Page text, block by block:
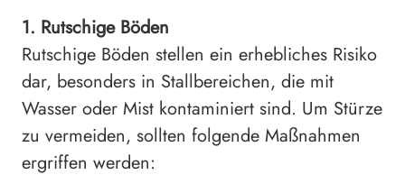
1. Rutschige Böden
Rutschige Böden stellen ein erhebliches Risiko
dar, besonders in Stallbereichen, die mit
Wasser oder Mist kontaminiert sind. Um Stürze
zu vermeiden, sollten folgende Maßnahmen
ergriffen werden: